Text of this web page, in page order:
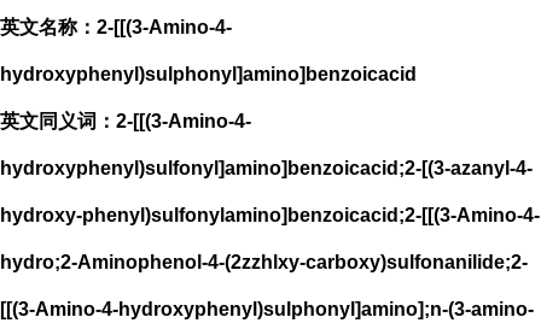
英文名称：2-[[(3-Amino-4-
hydroxyphenyl)sulphonyl]amino]benzoicacid
英文同义词：2-[[(3-Amino-4-
hydroxyphenyl)sulfonyl]amino]benzoicacid;2-[(3-azanyl-4-
hydroxy-phenyl)sulfonylamino]benzoicacid;2-[[(3-Amino-4-
hydro;2-Aminophenol-4-(2zzhlxy-carboxy)sulfonanilide;2-
[[(3-Amino-4-hydroxyphenyl)sulphonyl]amino];n-(3-amino-